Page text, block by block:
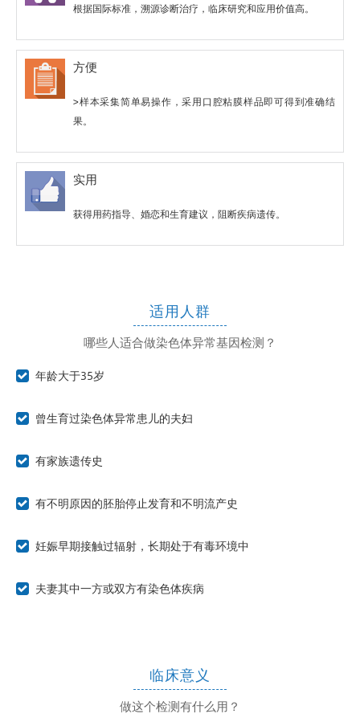
根据国际标准，溯源诊断治疗，临床研究和应用价值高。
方便
>样本采集简单易操作，采用口腔粘膜样品即可得到准确结
果。
实用
获得用药指导、婚恋和生育建议，阻断疾病遗传。
适用人群
哪些人适合做染色体异常基因检测？
年龄大于35岁
曾生育过染色体异常患儿的夫妇
有家族遗传史
有不明原因的胚胎停止发育和不明流产史
妊娠早期接触过辐射，长期处于有毒环境中
夫妻其中一方或双方有染色体疾病
临床意义
做这个检测有什么用？